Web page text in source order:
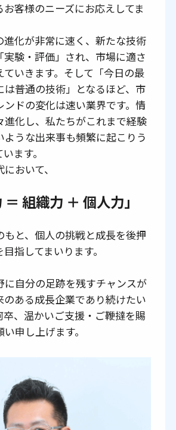
お客様のニーズにお応えしてま
進化が非常に速く、新たな技術
実験・評価」され、市場に適さ
ていきます。そして「今日の最
は普通の技術」となるほど、市
ンドの変化は速い業界です。情
進化し、私たちがこれまで経験
ような出来事も頻繁に起こりう
ます。
おいて、
＝ 組織力 ＋ 個人力」
もと、個人の挑戦と成長を後押
指してまいります。
に自分の足跡を残すチャンスが
のある成長企業であり続けたい
卒、温かいご支援・ご鞭撻を賜
申し上げます。